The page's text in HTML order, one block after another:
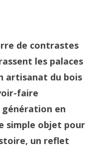
de contrastes
les palaces
artisanat du bois
faire
en
simple objet pour
un reflet